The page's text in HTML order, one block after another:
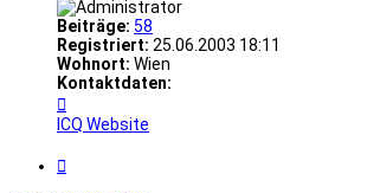
Beiträge: 58
Registriert: 25.06.2003 18:11
Wohnort: Wien
Kontaktdaten:
von
MiTi
ICQ Website